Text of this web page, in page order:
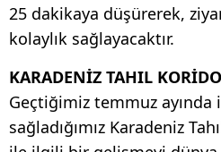
25 dakikaya düşürerek,
kolaylık sağlayacaktır.
KARADENİZ TAHIL
Geçtiğimiz temmuz ayında
sağladığımız Karadeniz